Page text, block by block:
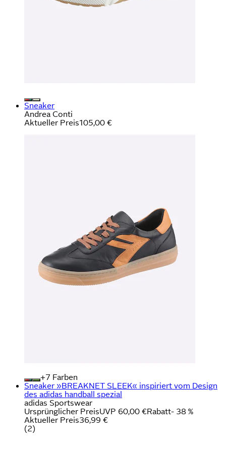
Sneaker
Andrea Conti
Aktueller Preis105,00 €
+
Farben
Sneaker »BREAKNET SLEEK« inspiriert vom Design
des adidas handball spezial
adidas Sportswear
Ursprünglicher PreisUVP 60,00 €Rabatt- 38 %
Aktueller Preis36,99 €
(2)